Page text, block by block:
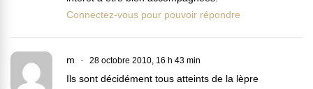
Connectez-vous pour pouvoir répondre
m 28 octobre 2010, 16 h 43 min
Ils sont décidément tous atteints de la lèpre